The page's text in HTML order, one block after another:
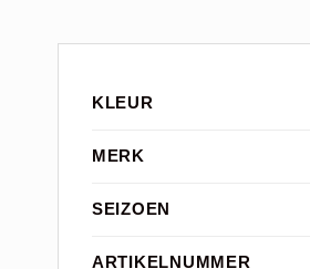
KLEUR
MERK
SEIZOEN
ARTIKELNUMMER